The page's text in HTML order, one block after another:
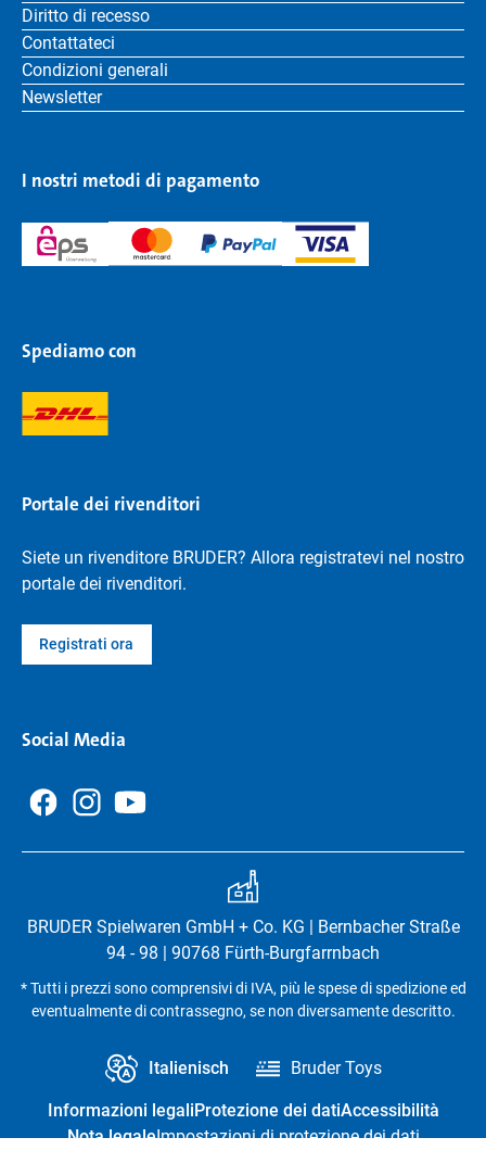
Diritto di recesso
Contattateci
Condizioni generali
Newsletter
I nostri metodi di pagamento
Spediamo con
Portale dei rivenditori
Siete un rivenditore BRUDER? Allora registratevi nel nostro
portale dei rivenditori.
Registrati ora
Social Media
BRUDER Spielwaren GmbH + Co. KG | Bernbacher Straße
94 - 98 | 90768 Fürth-Burgfarrnbach
* Tutti i prezzi sono comprensivi di IVA, più le spese di spedizione ed
eventualmente di contrassegno, se non diversamente descritto.
Italienisch Bruder Toys
Informazioni legaliProtezione dei datiAccessibilità
Nota legaleImpostazioni di protezione dei dati